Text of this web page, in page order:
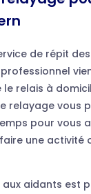
de répit
relais à
relayage vous
pour vous
une activité
aux aidants est